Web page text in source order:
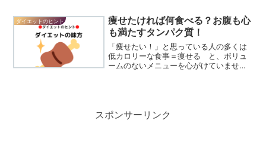
う気持ちは意識せずに、食べないという
行動のみを考えます。「我...
ダイエットのヒント
痩せたければ何食べる？お腹も心
も満たすタンパク質！
「痩せたい！」と思っている人の多くは
低カロリーな食事＝痩せる と、ボリュ
ームのないメニューを心がけていません
スポンサーリンク